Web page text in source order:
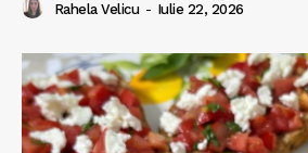
Rahela Velicu - Iulie 22, 2026